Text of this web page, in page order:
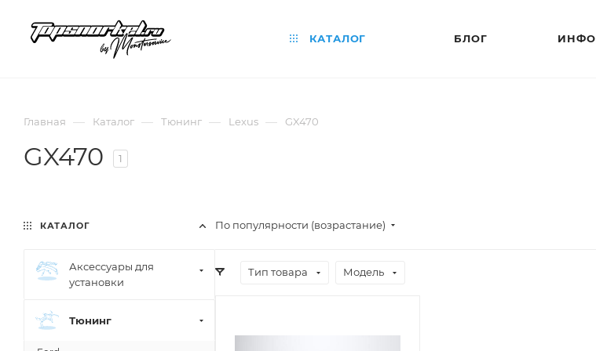
КАТАЛОГ БЛОГ ИНФО
Главная — Каталог — Тюнинг — Lexus — GX470
GX470 1
По популярности (возрастание)
Тип товара Модель
КАТАЛОГ
Аксессуары для
установки
Тюнинг